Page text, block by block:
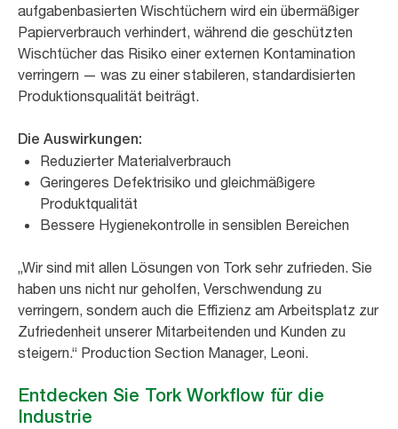
aufgabenbasierten Wischtüchern wird ein übermäßiger
Papierverbrauch verhindert, während die geschützten
Wischtücher das Risiko einer externen Kontamination
verringern — was zu einer stabileren, standardisierten
Produktionsqualität beiträgt.
Die Auswirkungen:
Reduzierter Materialverbrauch
Geringeres Defektrisiko und gleichmäßigere
Produktqualität
Bessere Hygienekontrolle in sensiblen Bereichen
„Wir sind mit allen Lösungen von Tork sehr zufrieden. Sie
haben uns nicht nur geholfen, Verschwendung zu
verringern, sondern auch die Effizienz am Arbeitsplatz zur
Zufriedenheit unserer Mitarbeitenden und Kunden zu
steigern.“ Production Section Manager, Leoni.
Entdecken Sie Tork Workflow für die
Industrie